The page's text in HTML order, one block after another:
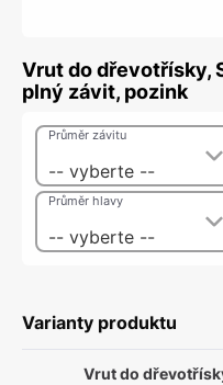
Vrut do dřevotřísky,
plný závit, pozink
-- vyberte --
Průměr závitu
-- vyberte --
Průměr hlavy
Varianty produktu
Vrut do